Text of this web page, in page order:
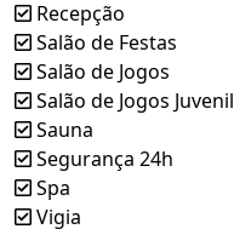
Recepção
Salão de Festas
Salão de Jogos
Salão de Jogos Juvenil
Sauna
Segurança 24h
Spa
Vigia